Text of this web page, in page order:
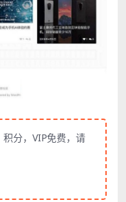
积分，VIP免费，请